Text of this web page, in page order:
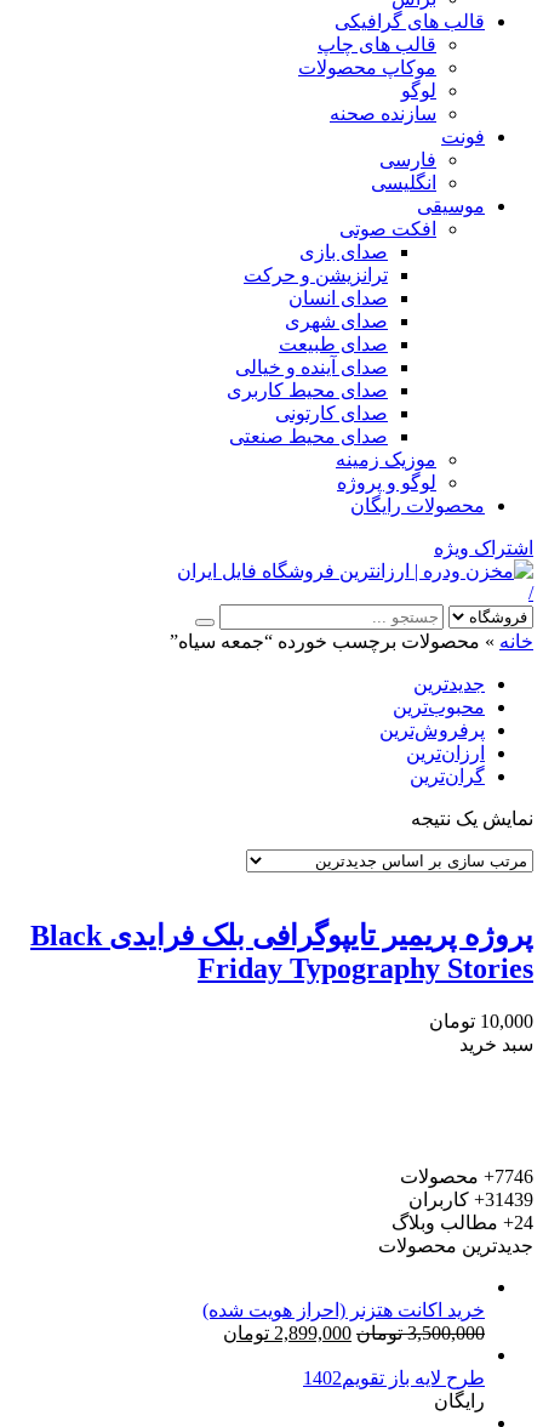
قالب های گرافیکی
قالب های چاپ
موکاپ محصولات
لوگو
سازنده صحنه
فونت
فارسی
انگلیسی
موسیقی
افکت صوتی
صدای بازی
ترانزیشن و حرکت
صدای انسان
صدای شهری
صدای طبیعت
صدای آینده و خیالی
صدای محیط کاربری
صدای کارتونی
صدای محیط صنعتی
موزیک زمینه
لوگو و پروژه
محصولات رایگان
اشتراک ویژه
/
خانه » محصولات برچسب خورده “جمعه سیاه”
جدیدترین
محبوب‌ترین
پرفروش‌ترین
ارزان‌ترین
گران‌ترین
نمایش یک نتیجه
پروژه پریمیر تایپوگرافی بلک فرایدی Black
Friday Typography Stories
10,000 تومان
سبد خرید
7746+
محصولات
31439+
کاربران
24+
مطالب وبلاگ
جدیدترین محصولات
خرید اکانت هتزنر (احراز هویت شده)
3,500,000 تومان قیمت
2,899,000 تومان
طرح لایه باز تقویم1402
رایگان